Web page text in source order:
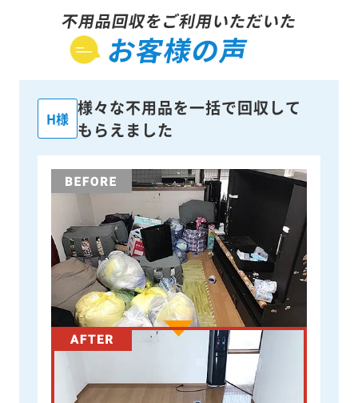
不用品回収をご利用いただいた
お客様の声
H様
様々な不用品を一括で回収して
もらえました